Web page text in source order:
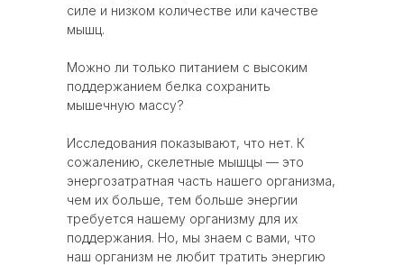
силе и низком количестве или качестве
мышц.
Можно ли только питанием с высоким
поддержанием белка сохранить
мышечную массу?
Исследования показывают, что нет. К
сожалению, скелетные мышцы — это
энергозатратная часть нашего организма,
чем их больше, тем больше энергии
требуется нашему организму для их
поддержания. Но, мы знаем с вами, что
наш организм не любит тратить энергию